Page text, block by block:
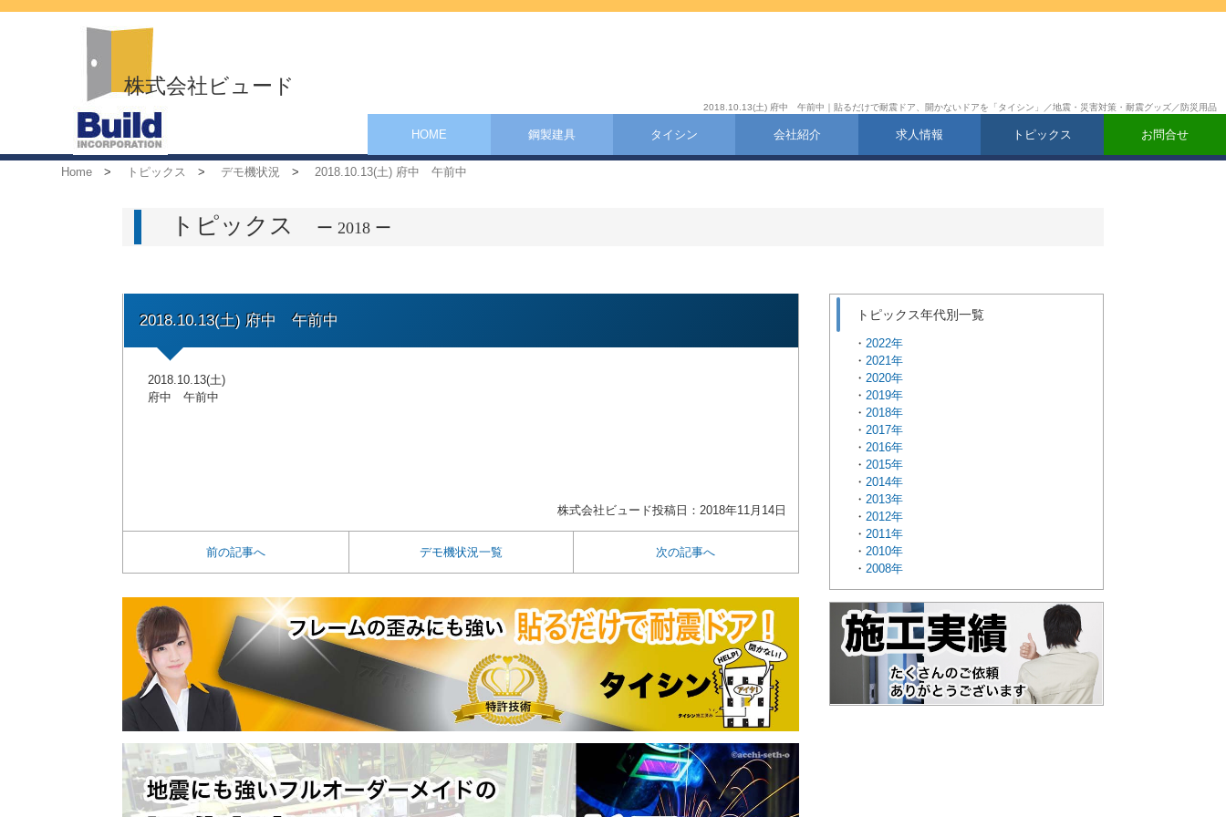
株式会社ビュード
2018.10.13(土) 府中 午前中｜貼るだけで耐震ドア、開かないドアを「タイシン」／地震・災害対策・耐震グッズ／防災用品
HOME 鋼製建具 タイシン 会社紹介 求人情報 トピックス お問合せ
Home > トピックス > デモ機状況 >2018.10.13(土) 府中 午前中
トピックス ー 2018 ー
2018.10.13(土) 府中 午前中
2018.10.13(土)
府中 午前中
株式会社ビュード投稿日：2018年11月14日
前の記事へ デモ機状況一覧 次の記事へ
トピックス年代別一覧
2022年
2021年
2020年
2019年
2018年
2017年
2016年
2015年
2014年
2013年
2012年
2011年
2010年
2008年